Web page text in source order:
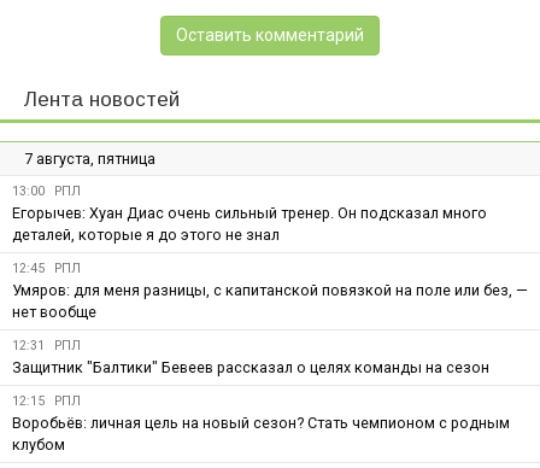
Оставить комментарий
Лента новостей
7 августа, пятница
13:00 РПЛ
Егорычев: Хуан Диас очень сильный тренер. Он подсказал много
деталей, которые я до этого не знал
12:45 РПЛ
Умяров: для меня разницы, с капитанской повязкой на поле или без, —
нет вообще
12:31 РПЛ
Защитник "Балтики" Бевеев рассказал о целях команды на сезон
12:15 РПЛ
Воробьёв: личная цель на новый сезон? Стать чемпионом с родным
клубом